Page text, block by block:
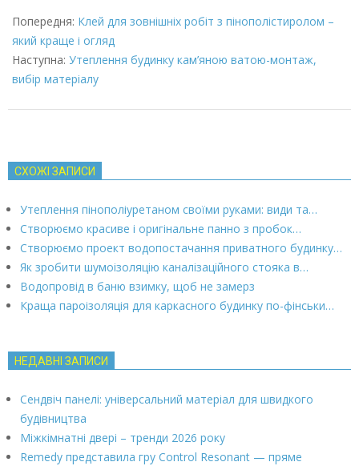
01-
29
Попередня: Клей для зовнішніх робіт з пінополістиролом –
який краще і огляд
Наступна: Утеплення будинку кам’яною ватою-монтаж,
вибір матеріалу
СХОЖІ ЗАПИСИ
Утеплення пінополіуретаном своїми руками: види та…
Створюємо красиве і оригінальне панно з пробок…
Створюємо проект водопостачання приватного будинку…
Як зробити шумоізоляцію каналізаційного стояка в…
Водопровід в баню взимку, щоб не замерз
Краща пароізоляція для каркасного будинку по-фінськи…
НЕДАВНІ ЗАПИСИ
Сендвіч панелі: універсальний матеріал для швидкого
будівництва
Міжкімнатні двері – тренди 2026 року
Remedy представила гру Control Resonant — пряме